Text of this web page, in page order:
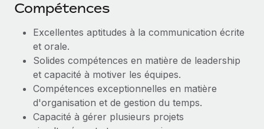
Compétences
Excellentes aptitudes à la communication écrite
et orale.
Solides compétences en matière de leadership
et capacité à motiver les équipes.
Compétences exceptionnelles en matière
d'organisation et de gestion du temps.
Capacité à gérer plusieurs projets